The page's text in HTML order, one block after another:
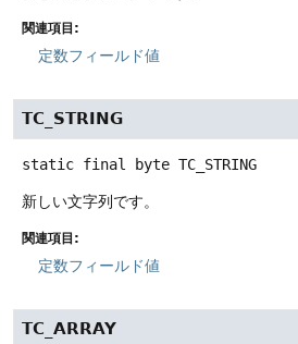
関連項目:
定数フィールド値
TC_STRING
static final byte TC_STRING
新しい文字列です。
関連項目:
定数フィールド値
TC_ARRAY